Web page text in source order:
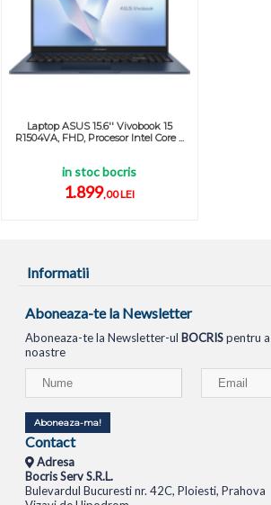
Laptop ASUS 15.6'' Vivobook 15
R1504VA, FHD, Procesor Intel Core ...
in stoc bocris
1.899,00 LEI
Informatii
Aboneaza-te la Newsletter
Aboneaza-te la Newsletter-ul BOCRISpentru
noastre
Aboneaza-ma!
Contact
Adresa
Bocris Serv S.R.L.
Bulevardul Bucuresti nr. 42C, Ploiesti, Prahova